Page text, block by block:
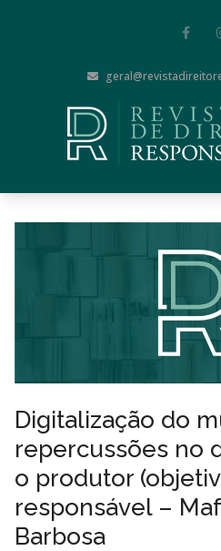
Digitalização do
repercussões no
o produtor
responsável –
Barbosa